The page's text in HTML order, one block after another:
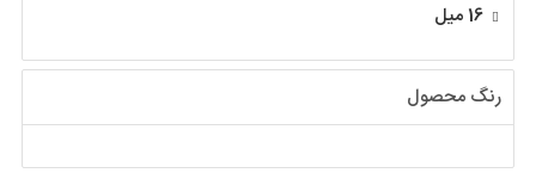
16 میل
رنگ محصول